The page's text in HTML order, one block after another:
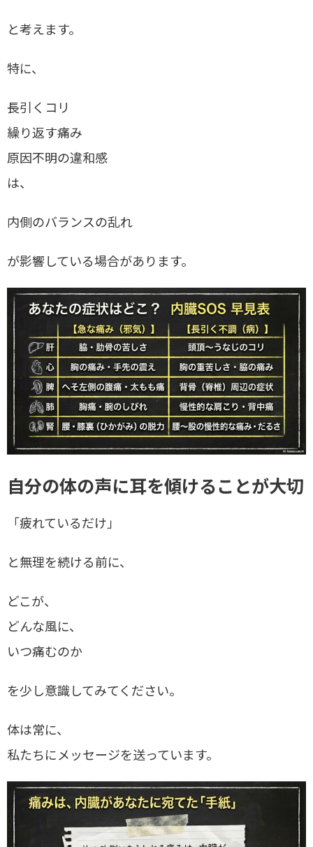
と考えます。
特に、
長引くコリ
繰り返す痛み
原因不明の違和感
は、
内側のバランスの乱れ
が影響している場合があります。
自分の体の声に耳を傾けることが大切
「疲れているだけ」
と無理を続ける前に、
どこが、
どんな風に、
いつ痛むのか
を少し意識してみてください。
体は常に、
私たちにメッセージを送っています。